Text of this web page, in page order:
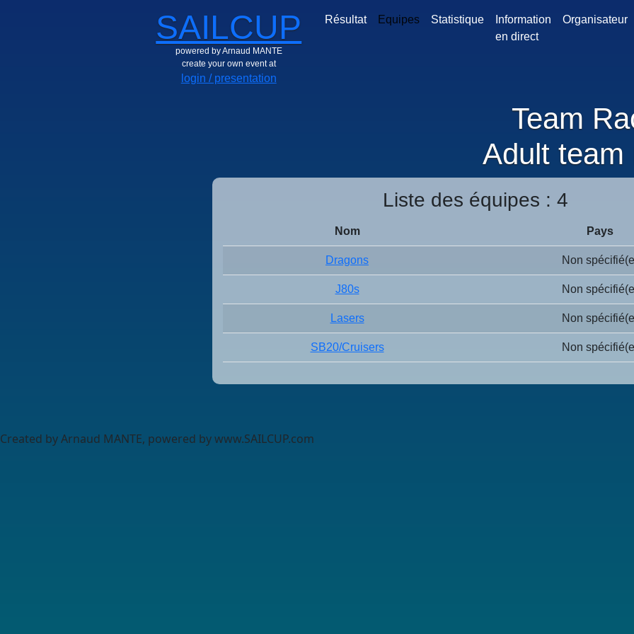
SAILCUP
powered by Arnaud MANTE
create your own event at
login / presentation
Résultat Equipes Statistique
Information
en direct
Organisateur
Team
Adult team
Liste des équipes : 4
Nom Pays
Dragons Non
J80s Non
Lasers Non
SB20/Cruisers Non
Created by Arnaud MANTE, powered by www.SAILCUP.com